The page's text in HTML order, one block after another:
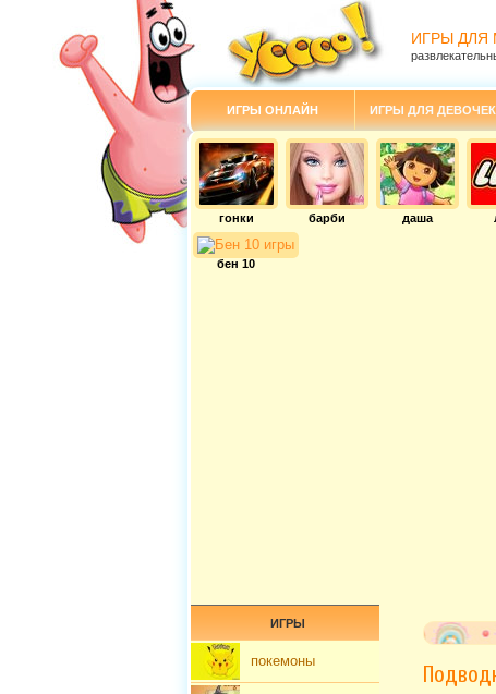
ИГРЫ ДЛЯ
ИГРЫ ОНЛАЙН ИГРЫ ДЛЯ ДЕВОЧЕК
гонки барби даша
бен 10
ИГРЫ
покемоны